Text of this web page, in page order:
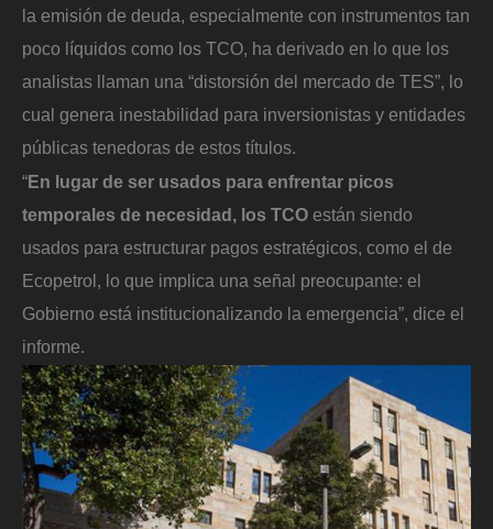
la emisión de deuda, especialmente con instrumentos tan
poco líquidos como los TCO, ha derivado en lo que los
analistas llaman una “distorsión del mercado de TES”, lo
cual genera inestabilidad para inversionistas y entidades
públicas tenedoras de estos títulos.
“En lugar de ser usados para enfrentar picos
temporales de necesidad, los TCO están siendo
usados para estructurar pagos estratégicos, como el de
Ecopetrol, lo que implica una señal preocupante: el
Gobierno está institucionalizando la emergencia”, dice el
informe.